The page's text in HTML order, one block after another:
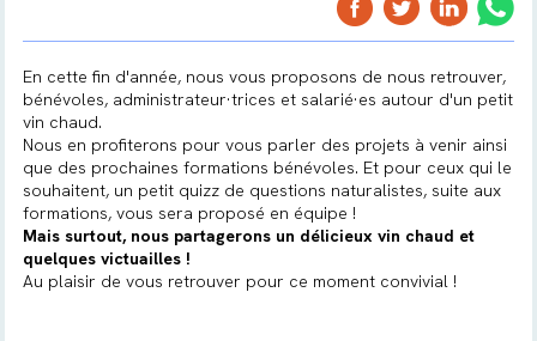
En cette fin d'année, nous vous proposons de nous retrouver,
bénévoles, administrateur·trices et salarié·es autour d'un petit
vin chaud.
Nous en profiterons pour vous parler des projets à venir ainsi
que des prochaines formations bénévoles. Et pour ceux qui le
souhaitent, un petit quizz de questions naturalistes, suite aux
formations, vous sera proposé en équipe !
Mais surtout, nous partagerons un délicieux vin chaud et
quelques victuailles !
Au plaisir de vous retrouver pour ce moment convivial !